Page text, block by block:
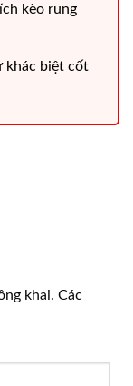
kèo rung
khác biệt cốt
khai. Các